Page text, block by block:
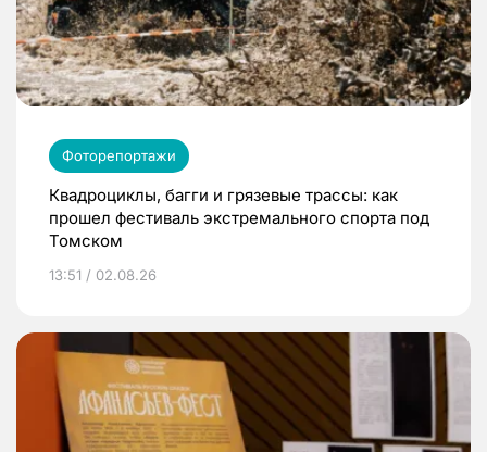
Фоторепортажи
Квадроциклы, багги и грязевые трассы: как
прошел фестиваль экстремального спорта под
Томском
13:51 / 02.08.26